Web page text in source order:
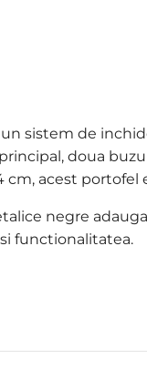
sistem de
doua
cm, acest
negre
functionalitatea.